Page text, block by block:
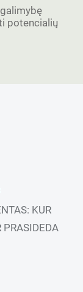
potencialių
KUR
PRASIDEDA